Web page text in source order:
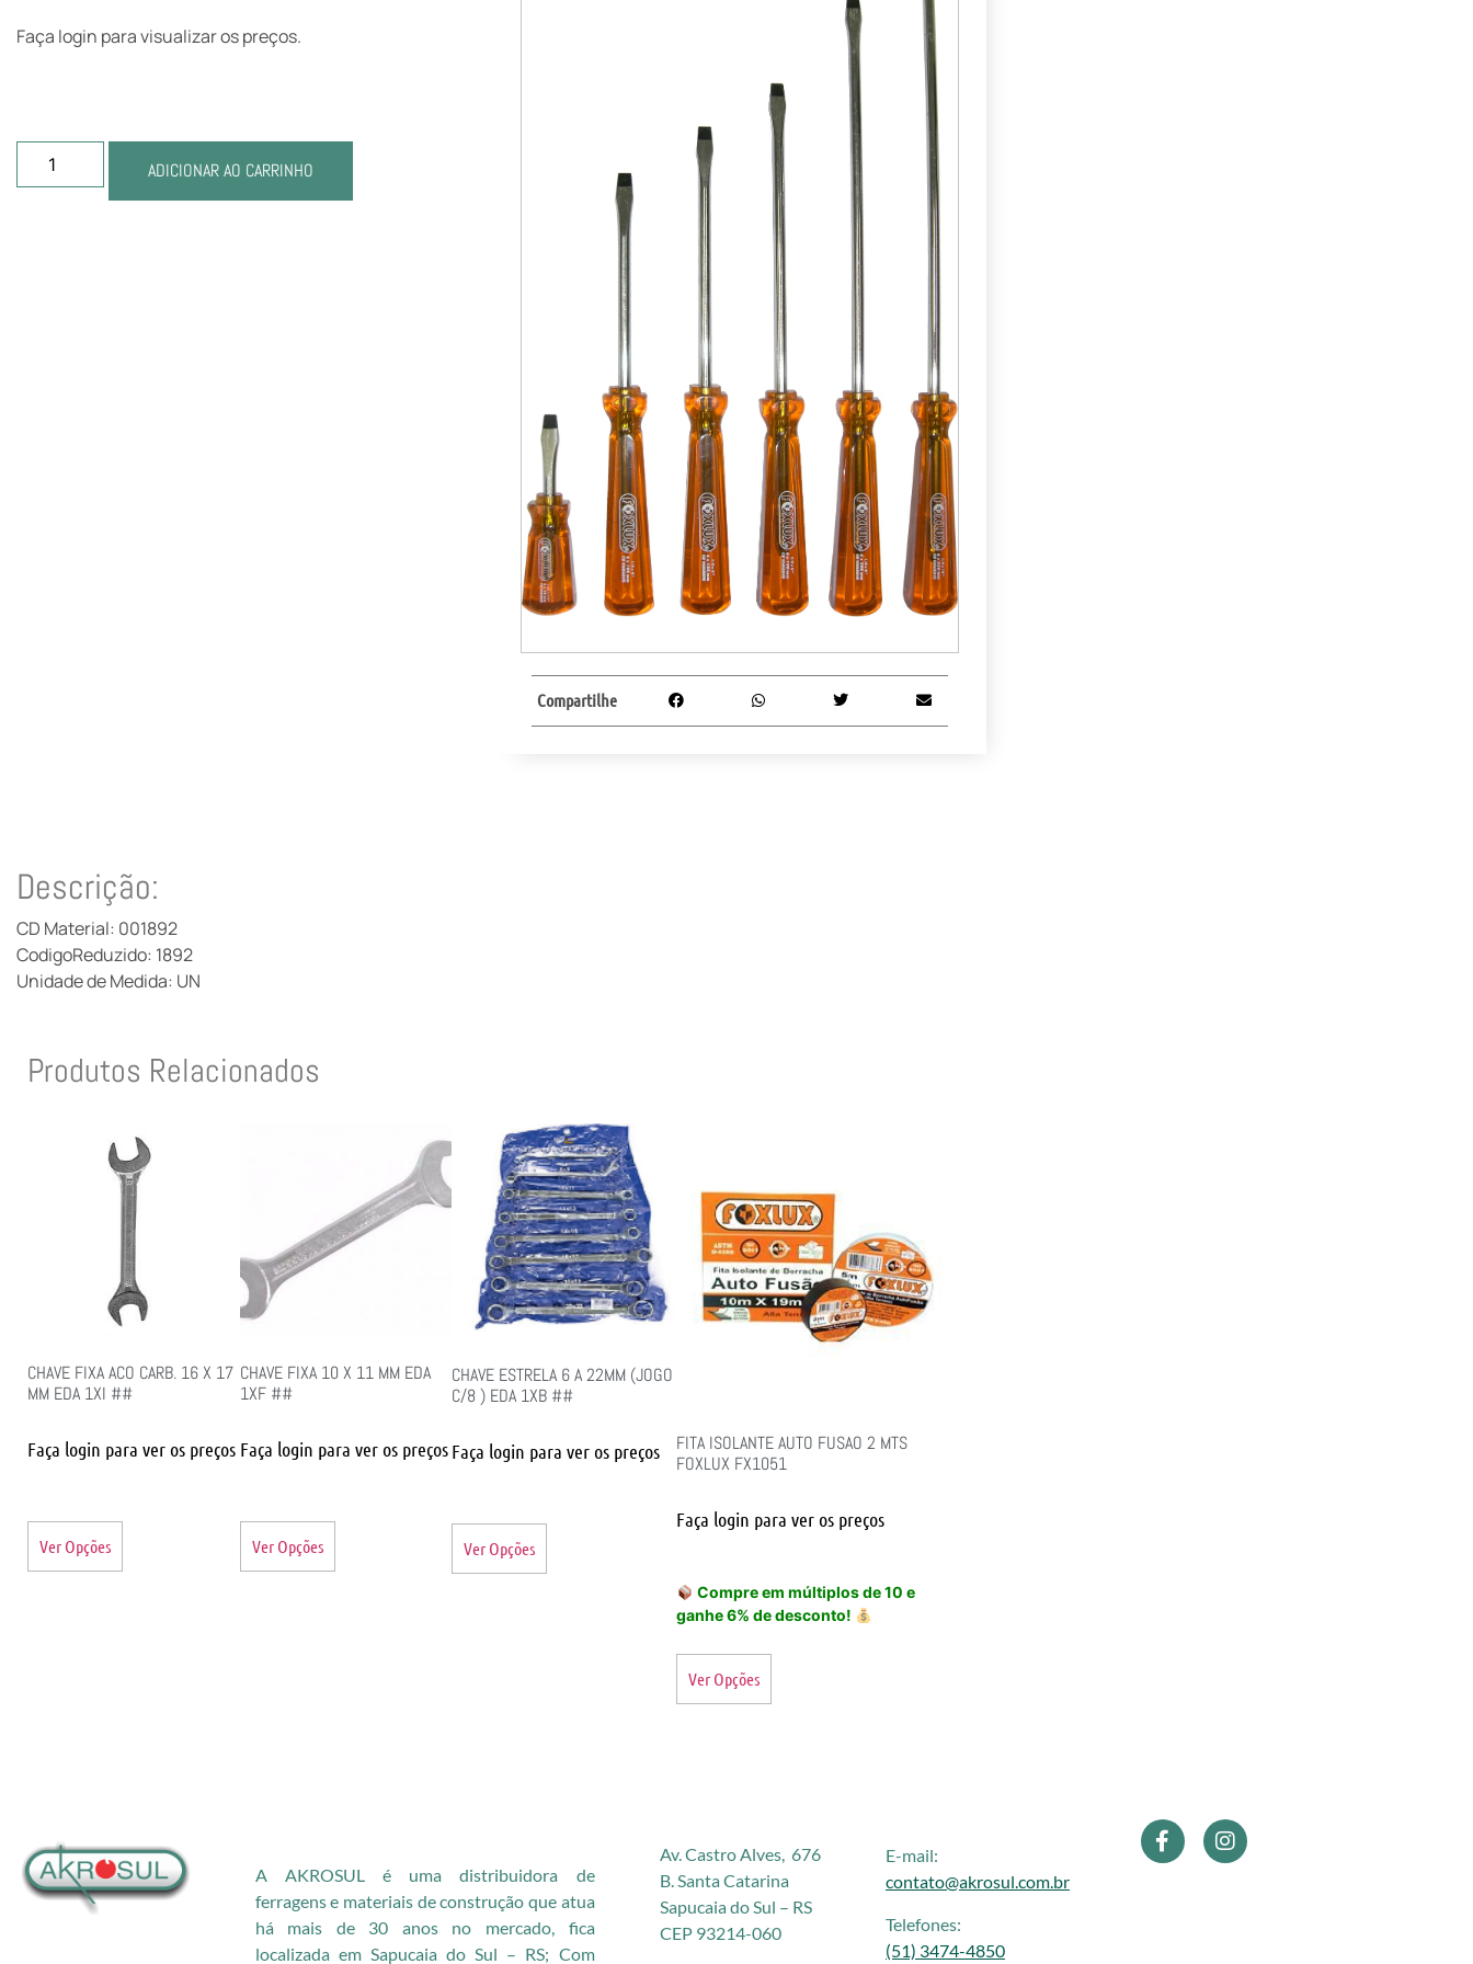
Faça login para visualizar os preços.
ADICIONAR AO CARRINHO
Compartilhe
Descrição:
CD Material: 001892
CodigoReduzido: 1892
Unidade de Medida: UN
Produtos Relacionados
CHAVE FIXA ACO CARB. 16 X 17
MM EDA 1XI ##
Faça login para ver os preços
Ver Opções
CHAVE FIXA 10 X 11 MM EDA
1XF ##
Faça login para ver os preços
Ver Opções
CHAVE ESTRELA 6 A 22MM (JOGO
C/8 ) EDA 1XB ##
Faça login para ver os preços
Ver Opções
FITA ISOLANTE AUTO FUSAO 2 MTS
FOXLUX FX1051
Faça login para ver os preços
Compre em múltiplos de 10 e
ganhe 6% de desconto!
Ver Opções
A AKROSUL é uma distribuidora de
ferragens e materiais de construção que atua
há mais de 30 anos no mercado, fica
localizada em Sapucaia do Sul – RS; Com
Av. Castro Alves, 676
B. Santa Catarina
Sapucaia do Sul – RS
CEP 93214-060
E-mail:
contato@akrosul.com.br
Telefones:
(51) 3474-4850